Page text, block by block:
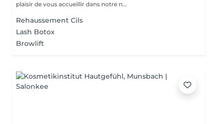
plaisir de vous accueillir dans notre n...
Rehaussement Cils
Lash Botox
Browlift